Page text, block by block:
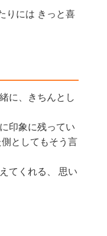
りには きっと喜
に、きちんとし
印象に残ってい
としてもそう言
てくれる、 思い